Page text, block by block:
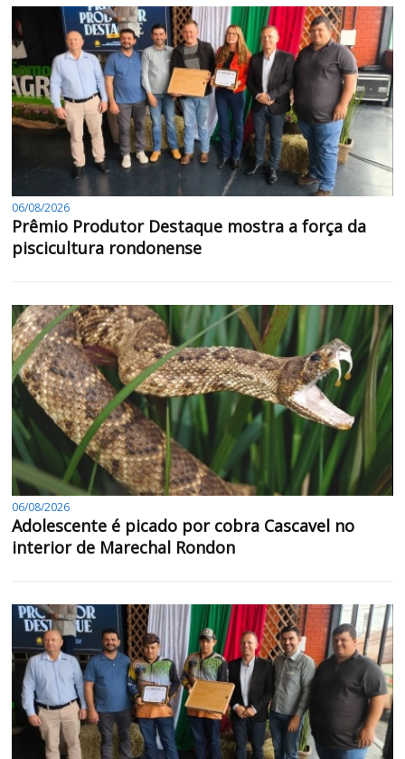
06/08/2026
Prêmio Produtor Destaque mostra a força da
piscicultura rondonense
06/08/2026
Adolescente é picado por cobra Cascavel no
interior de Marechal Rondon